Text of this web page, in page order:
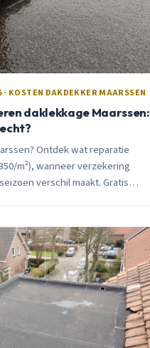
· KOSTEN DAKDEKKER MAARSSEN
daklekkage Maarssen:
Ontdek wat reparatie
m²), wanneer verzekering
verschil maakt. Gratis